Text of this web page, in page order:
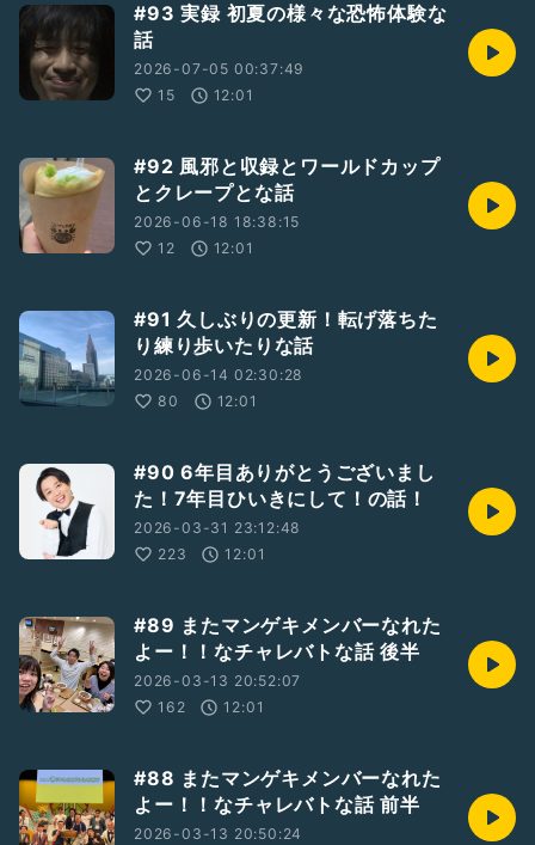
#93 実録 初夏の様々な恐怖体験な
話
2026-07-05 00:37:49
15
12:01
#92 風邪と収録とワールドカップ
とクレープとな話
2026-06-18 18:38:15
12
12:01
#91 久しぶりの更新！転げ落ちた
り練り歩いたりな話
2026-06-14 02:30:28
80
12:01
#90 6年目ありがとうございまし
た！7年目ひいきにして！の話！
2026-03-31 23:12:48
223
12:01
#89 またマンゲキメンバーなれた
よー！！なチャレバトな話 後半
2026-03-13 20:52:07
162
12:01
#88 またマンゲキメンバーなれた
よー！！なチャレバトな話 前半
2026-03-13 20:50:24